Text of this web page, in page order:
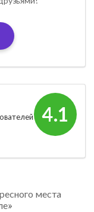
4.1
места